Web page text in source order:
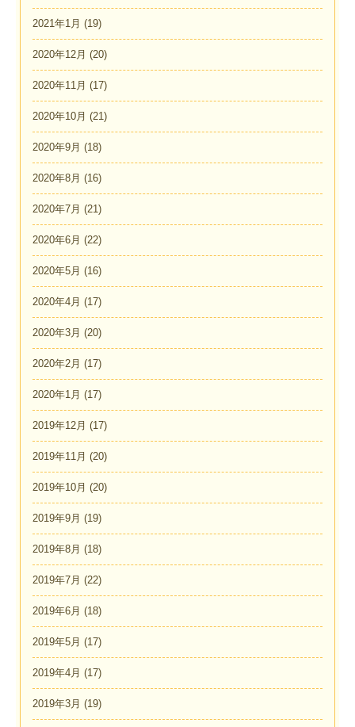
2021年1月 (19)
2020年12月 (20)
2020年11月 (17)
2020年10月 (21)
2020年9月 (18)
2020年8月 (16)
2020年7月 (21)
2020年6月 (22)
2020年5月 (16)
2020年4月 (17)
2020年3月 (20)
2020年2月 (17)
2020年1月 (17)
2019年12月 (17)
2019年11月 (20)
2019年10月 (20)
2019年9月 (19)
2019年8月 (18)
2019年7月 (22)
2019年6月 (18)
2019年5月 (17)
2019年4月 (17)
2019年3月 (19)